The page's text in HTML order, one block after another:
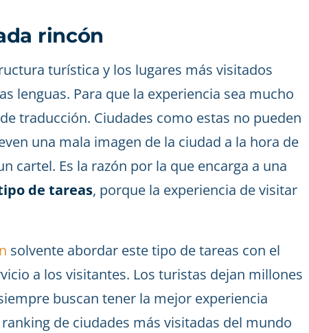
rincón
turística y los lugares más visitados
lenguas. Para que la experiencia sea mucho
traducción. Ciudades como estas no pueden
una mala imagen de la ciudad a la hora de
cartel. Es la razón por la que encarga a una
de tareas, porque la experiencia de visitar
solvente abordar este tipo de tareas con el
a los visitantes. Los turistas dejan millones
buscan tener la mejor experiencia
de ciudades más visitadas del mundo